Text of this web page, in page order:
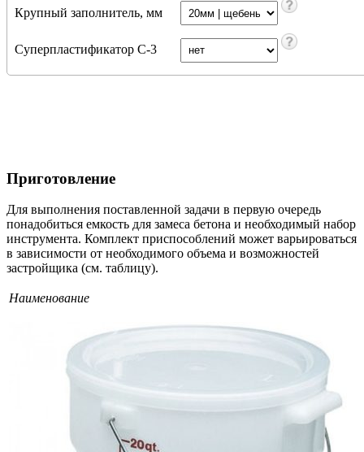
Крупный заполнитель, мм
Суперпластификатор С-3
Приготовление
Для выполнения поставленной задачи в первую очередь
понадобиться емкость для замеса бетона и необходимый набор
инструмента. Комплект приспособлений может варьироваться
в зависимости от необходимого объема и возможностей
застройщика (см. таблицу).
Наименование